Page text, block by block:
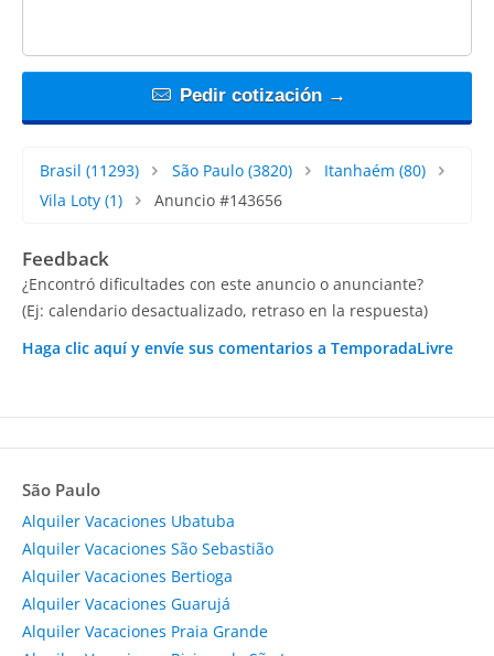
Pedir cotización →
Brasil (11293) São Paulo(3820) Itanhaém (80)
Vila Loty (1) Anuncio #143656
Feedback
¿Encontró dificultades con este anuncio o anunciante?
(Ej: calendario desactualizado, retraso en la respuesta)
Haga clic aquí y envíe sus comentarios a TemporadaLivre
São Paulo
Alquiler Vacaciones Ubatuba
Alquiler Vacaciones São Sebastião
Alquiler Vacaciones Bertioga
Alquiler Vacaciones Guarujá
Alquiler Vacaciones Praia Grande